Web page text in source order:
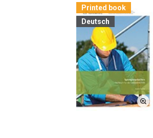
Printed book
Deutsch